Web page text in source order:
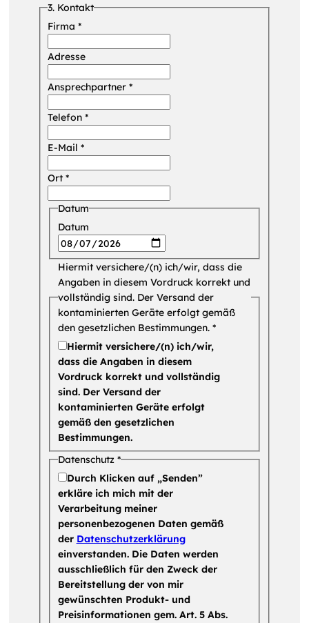
3. Kontakt
Firma*
Adresse
Ansprechpartner*
Telefon*
E-Mail*
Ort*
Datum
Datum
Hiermit versichere/(n) ich/wir, dass die
Angaben in diesem Vordruck korrekt und
vollständig sind. Der Versand der
kontaminierten Geräte erfolgt gemäß
den gesetzlichen Bestimmungen. *
Hiermit versichere/(n) ich/wir,
dass die Angaben in diesem
Vordruck korrekt und vollständig
sind. Der Versand der
kontaminierten Geräte erfolgt
gemäß den gesetzlichen
Bestimmungen.
Datenschutz *
Durch Klicken auf „Senden”
erkläre ich mich mit der
Verarbeitung meiner
personenbezogenen Daten gemäß
der Datenschutzerklärung
einverstanden. Die Daten werden
ausschließlich für den Zweck der
Bereitstellung der von mir
gewünschten Produkt- und
Preisinformationen gem. Art. 5 Abs.